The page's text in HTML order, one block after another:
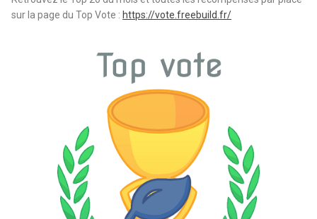
sur la page du Top Vote : https://vote.freebuild.fr/